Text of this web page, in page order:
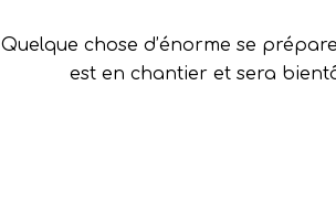
Quelque chose d’énorme se
est en chantier et sera